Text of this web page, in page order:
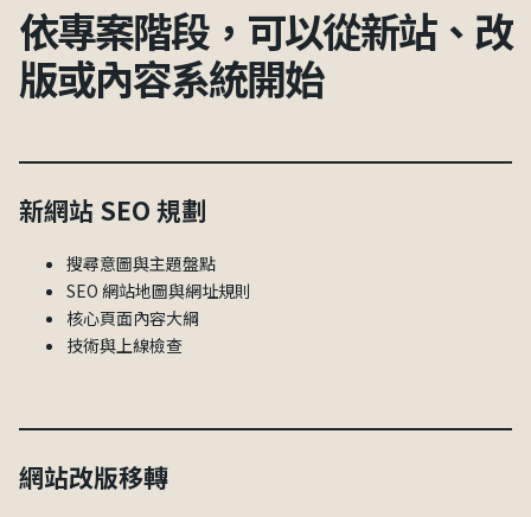
依專案階段，可以從新站、改
版或內容系統開始
新網站 SEO 規劃
搜尋意圖與主題盤點
SEO 網站地圖與網址規則
核心頁面內容大綱
技術與上線檢查
網站改版移轉